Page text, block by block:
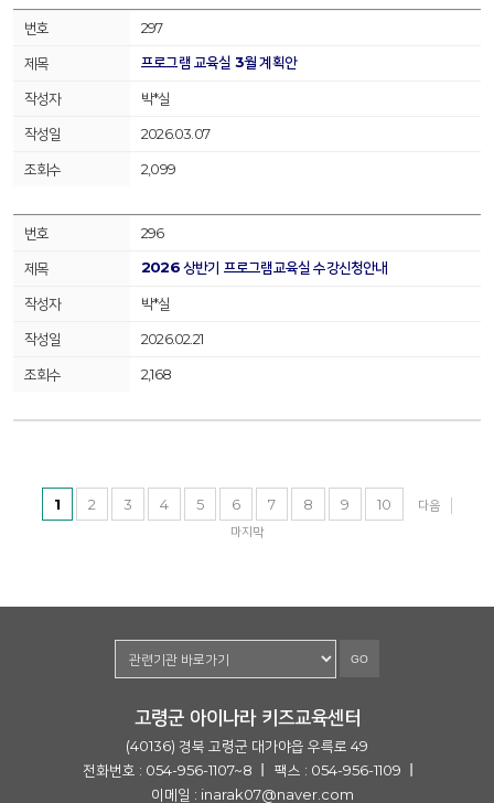
297
프로그램 교육실 3월 계획안
박*실
2026.03.07
2,099
296
2026 상반기 프로그램교육실 수강신청안내
박*실
2026.02.21
2,168
1 2 3 4 5 6 7 8 9 10
다음
마지막
고령군 아이나라 키즈교육센터
(40136) 경북 고령군 대가야읍 우륵로 49
전화번호 : 054-956-1107~8
팩스 : 054-956-1109
이메일 : inarak07@naver.com
GO